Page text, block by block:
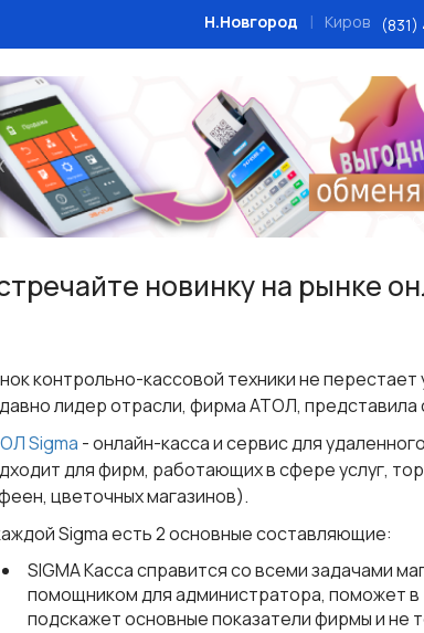
Н.Новгород | Киров
Назад
новинку на рынке
контрольно-кассовой техники не
лидер отрасли, фирма АТОЛ, представила
Sigma - онлайн-касса и сервис для
для фирм, работающих в сфере услуг,
цветочных магазинов).
Sigmа есть 2 основные составляющие:
SIGMA Касса справится со всеми задачами
помощником для администратора, поможет
подскажет основные показатели фирмы и не